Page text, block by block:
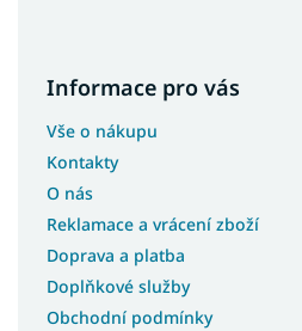
Informace pro vás
Vše o nákupu
Kontakty
O nás
Reklamace a vrácení zboží
Doprava a platba
Doplňkové služby
Obchodní podmínky